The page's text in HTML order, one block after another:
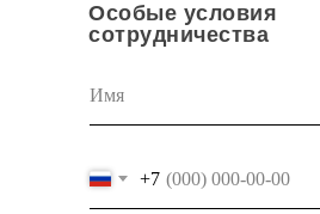
+7
Особые условия
сотрудничества